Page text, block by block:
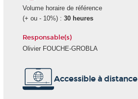
Volume horaire de référence
(+ ou - 10%) : 30 heures
Responsable(s)
Olivier FOUCHE-GROBLA
Accessible à distance